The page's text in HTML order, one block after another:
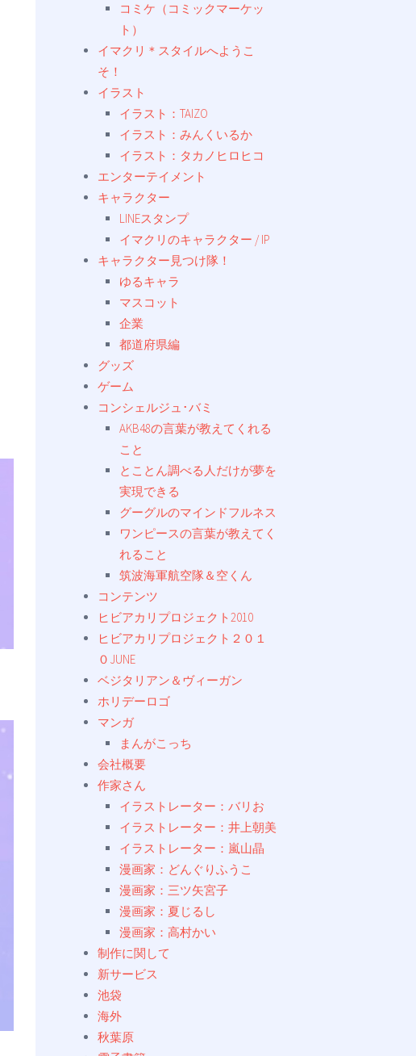
コミケ（コミックマーケッ
ト）
イマクリ＊スタイルへようこ
そ！
イラスト
イラスト：TAIZO
イラスト：みんくいるか
イラスト：タカノヒロヒコ
エンターテイメント
キャラクター
LINEスタンプ
イマクリのキャラクター / IP
キャラクター見つけ隊！
ゆるキャラ
マスコット
企業
都道府県編
グッズ
ゲーム
コンシェルジュ･バミ
AKB48の言葉が教えてくれる
こと
とことん調べる人だけが夢を
実現できる
グーグルのマインドフルネス
ワンピースの言葉が教えてく
れること
筑波海軍航空隊＆空くん
コンテンツ
ヒビアカリプロジェクト2010
ヒビアカリプロジェクト２０１
０JUNE
ベジタリアン＆ヴィーガン
ホリデーロゴ
マンガ
まんがこっち
会社概要
作家さん
イラストレーター：バリお
イラストレーター：井上朝美
イラストレーター：嵐山晶
漫画家：どんぐりふうこ
漫画家：三ツ矢宮子
漫画家：夏じるし
漫画家：高村かい
制作に関して
新サービス
池袋
海外
秋葉原